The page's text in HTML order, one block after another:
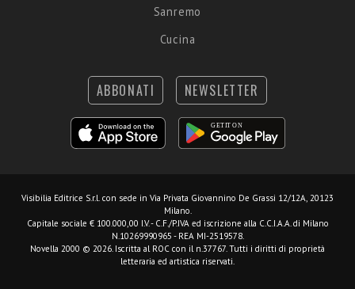
Sanremo
Cucina
ABBONATI NEWSLETTER
Visibilia Editrice S.r.l. con sede in Via Privata Giovannino De Grassi 12/12A, 20123
Milano.
Capitale sociale € 100.000,00 I.V. - C.F./P.IVA ed iscrizione alla C.C.I.A.A. di Milano
N.10269990965 - REA MI-2519578.
Novella 2000 © 2026. Iscritta al ROC con il n.37767. Tutti i diritti di proprietà
letteraria ed artistica riservati.